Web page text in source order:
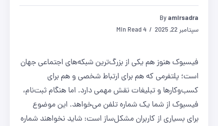
Byamirsadra
سپتامبر 22, 2025
فیسبوک هنوز هم یکی از بزرگ‌ترین شبکه‌های اجتماعی جهان
است؛ پلتفرمی که هم برای ارتباط شخصی و هم برای
کسب‌وکارها و تبلیغات نقش مهمی دارد. اما هنگام ثبت‌نام،
فیسبوک از شما یک شماره تلفن می‌خواهد. این موضوع
برای بسیاری از کاربران مشکل‌ساز است: شاید نخواهند شماره